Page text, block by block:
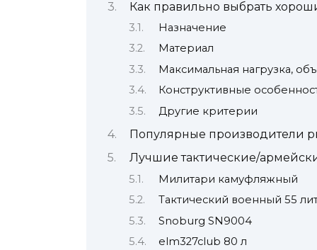
Как правильно выбрать
Назначение
Материал
Максимальная нагрузка,
Конструктивные
Другие критерии
Популярные производители
Лучшие тактические/
Милитари камуфляжный
Тактический военный 55
Snoburg SN9004
elm327club 80 л